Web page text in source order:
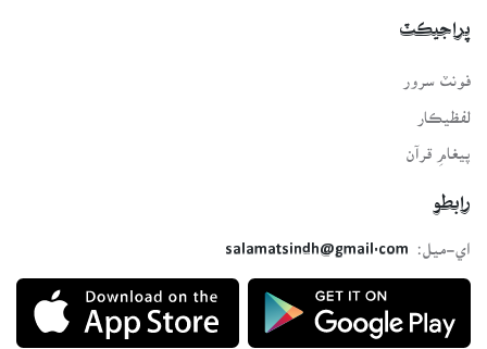
پراجيڪٽ
فونٽ سرور
لفظيڪار
پيغامِ قرآن
رابطو
اي-ميل:
salamatsindh@gmail.com